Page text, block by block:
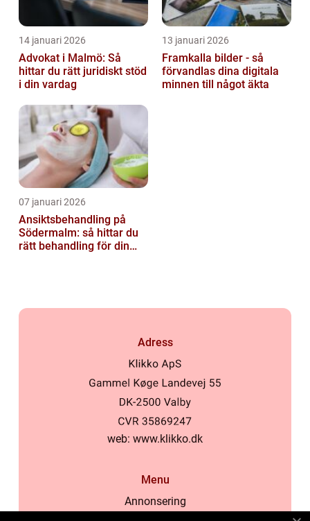
14 januari 2026
Advokat i Malmö: Så
hittar du rätt juridiskt stöd
i din vardag
13 januari 2026
Framkalla bilder - så
förvandlas dina digitala
minnen till något äkta
07 januari 2026
Ansiktsbehandling på
Södermalm: så hittar du
rätt behandling för din
Adress
web: www.klikko.dk
Menu
Annonsering